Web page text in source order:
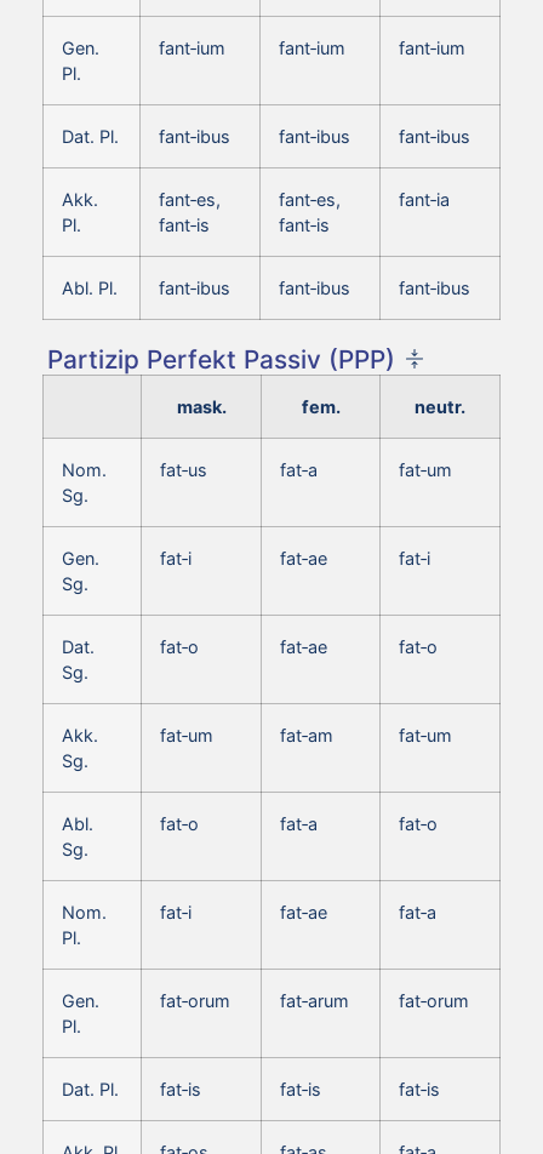
Gen.
Pl.
fant‑ium fant‑ium fant‑ium
Dat. Pl. fant‑ibus fant‑ibus fant‑ibus
Akk.
Pl.
fant‑es,
fant‑is
fant‑es,
fant‑is
fant‑ia
Abl. Pl. fant‑ibus fant‑ibus fant‑ibus
Partizip Perfekt Passiv (PPP)
mask. fem. neutr.
Nom.
Sg.
fat‑us fat‑a fat‑um
Gen.
Sg.
fat‑i fat‑ae fat‑i
Dat.
Sg.
fat‑o fat‑ae fat‑o
Akk.
Sg.
fat‑um fat‑am fat‑um
Abl.
Sg.
fat‑o fat‑a fat‑o
Nom.
Pl.
fat‑i fat‑ae fat‑a
Gen.
Pl.
fat‑orum fat‑arum fat‑orum
Dat. Pl. fat‑is fat‑is fat‑is